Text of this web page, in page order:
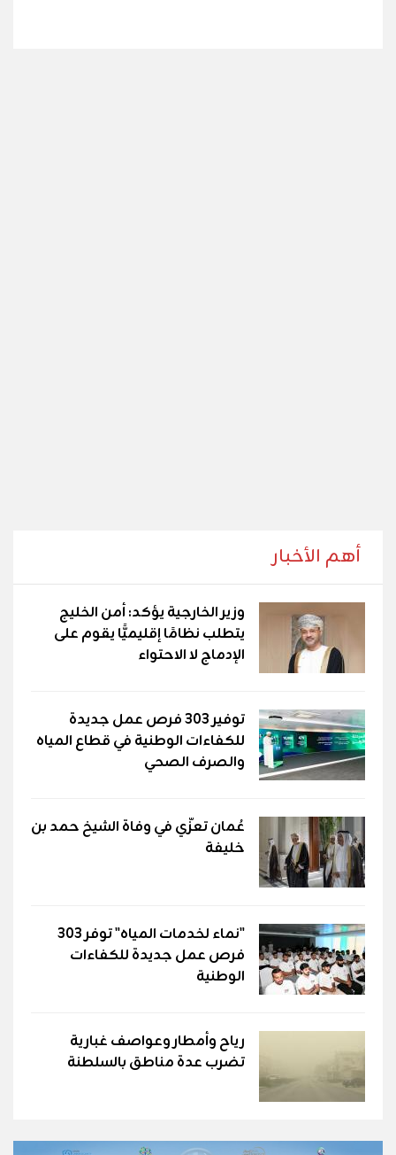
أهم الأخبار
وزير الخارجية يؤكد: أمن الخليج
يتطلب نظامًا إقليميًّا يقوم على
الإدماج لا الاحتواء
توفير 303 فرص عمل جديدة
للكفاءات الوطنية في قطاع المياه
والصرف الصحي
عُمان تعزّي في وفاة الشيخ حمد بن
خليفة
"نماء لخدمات المياه" توفر 303
فرص عمل جديدة للكفاءات
الوطنية
رياح وأمطار وعواصف غبارية
تضرب عدة مناطق بالسلطنة